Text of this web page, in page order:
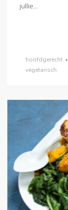
jullie...
hoofdgerecht •
vegetarisch